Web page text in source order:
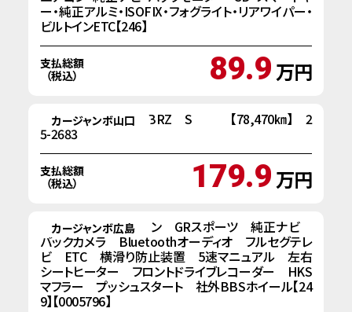
ー・純正アルミ・ISOFIX・フォグライト・リアワイパー・
ビルトインETC【246】
支払総額
（税込）
89.9万円
カージャンボ山口
H25年式 スバル BRZ S 【78,470㎞】 2
5-2683
支払総額
（税込）
179.9万円
カージャンボ広島
R5年 トヨタ コペン GRスポーツ 純正ナビ
バックカメラ Bluetoothオーディオ フルセグテレ
ビ ETC 横滑り防止装置 5速マニュアル 左右
シートヒーター フロントドライブレコーダー HKS
マフラー プッシュスタート 社外BBSホイール【24
9】【0005796】